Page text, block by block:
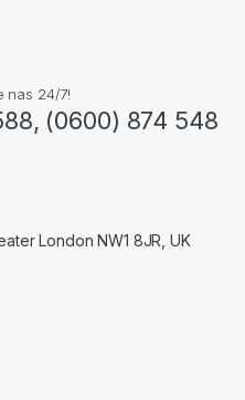
nas 24/7!
(0600) 874 548
London NW1 8JR, UK